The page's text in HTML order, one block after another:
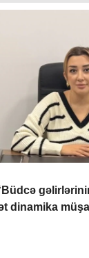
gəlirlərinin
dinamika